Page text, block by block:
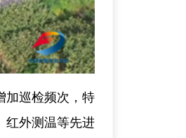
加巡检频次，特
红外测温等先进